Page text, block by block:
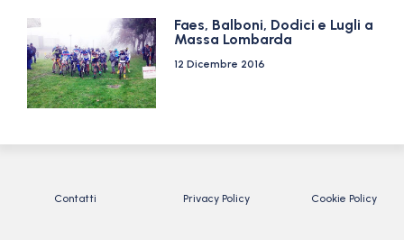
Faes, Balboni, Dodici e Lugli a
Massa Lombarda
12 Dicembre 2016
Contatti Privacy Policy Cookie Policy